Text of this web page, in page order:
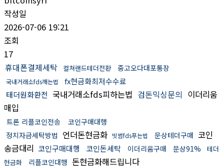
작성일
2026-07-06 19:21
조회
17
휴대폰결제세탁
컬쳐랜드테더전환 중고오다대포통장
국내거래소fds깨는법
fx현금화최저수수료
태더원화환전 국내거래소fds피하는법 검돈믹싱문의 이더리움
매입
트론 리플코인전송
코인구매대행
정치자금세탁방법 언더돈현금화 빗썸fds푸는법 문상테더구매 코인
송금대리 코인구매대행 코인돈세탁 이더리움구매 문상91%
테더
현금화
리플코인대행 돈현금화해드립니다